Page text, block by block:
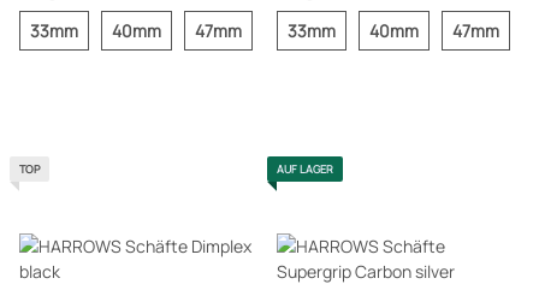
33mm
40mm 47mm
33mm
40mm 47mm
TOP AUF LAGER